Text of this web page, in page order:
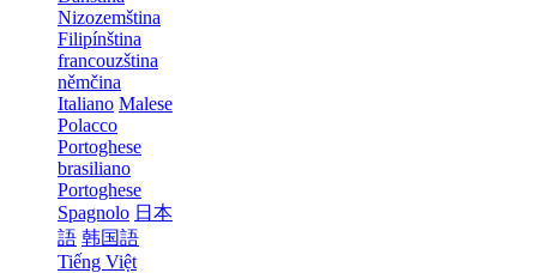
Nizozemština
Filipínština
francouzština
němčina
Italiano Malese
Polacco
Portoghese
brasiliano
Portoghese
Spagnolo 日本
語 韩国語
Tiếng Việt